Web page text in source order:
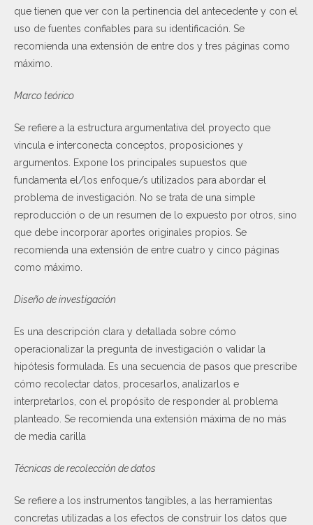
que tienen que ver con la pertinencia del antecedente y con el
uso de fuentes confiables para su identificación. Se
recomienda una extensión de entre dos y tres páginas como
máximo.
Marco teórico
Se refiere a la estructura argumentativa del proyecto que
vincula e interconecta conceptos, proposiciones y
argumentos. Expone los principales supuestos que
fundamenta el/los enfoque/s utilizados para abordar el
problema de investigación. No se trata de una simple
reproducción o de un resumen de lo expuesto por otros, sino
que debe incorporar aportes originales propios. Se
recomienda una extensión de entre cuatro y cinco páginas
como máximo.
Diseño de investigación
Es una descripción clara y detallada sobre cómo
operacionalizar la pregunta de investigación o validar la
hipótesis formulada. Es una secuencia de pasos que prescribe
cómo recolectar datos, procesarlos, analizarlos e
interpretarlos, con el propósito de responder al problema
planteado. Se recomienda una extensión máxima de no más
de media carilla
Técnicas de recolección de datos
Se refiere a los instrumentos tangibles, a las herramientas
concretas utilizadas a los efectos de construir los datos que